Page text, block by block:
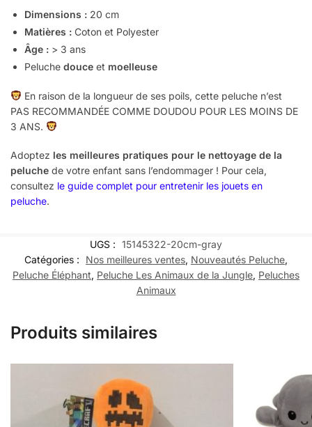
Dimensions : 20 cm
Matières : Coton et Polyester
Âge : > 3 ans
Peluche douce et moelleuse
En raison de la longueur de ses poils, cette peluche n’est
PAS RECOMMANDÉE COMME DOUDOU POUR LES MOINS DE
3 ANS.
Adoptez les meilleures pratiques pour le nettoyage de la
peluche de votre enfant sans l’endommager ! Pour cela,
consultez le guide complet pour entretenir les jouets en
peluche.
UGS : 15145322-20cm-gray
Catégories :
Nos meilleures ventes, Nouveautés Peluche,
Peluche Éléphant, Peluche Les Animaux de la Jungle, Peluches
Animaux
Produits similaires